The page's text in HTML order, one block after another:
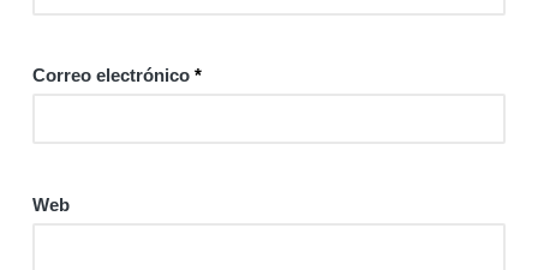
Correo electrónico *
Web